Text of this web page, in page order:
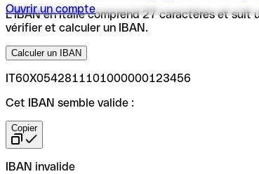
Ouvrir un compte
L'IBAN en Italie comprend 27 caractères et
vérifier et calculer un IBAN.
Calculer un IBAN
IT60X0542811101000000123456
Cet IBAN semble valide :
Copier
IBAN invalide